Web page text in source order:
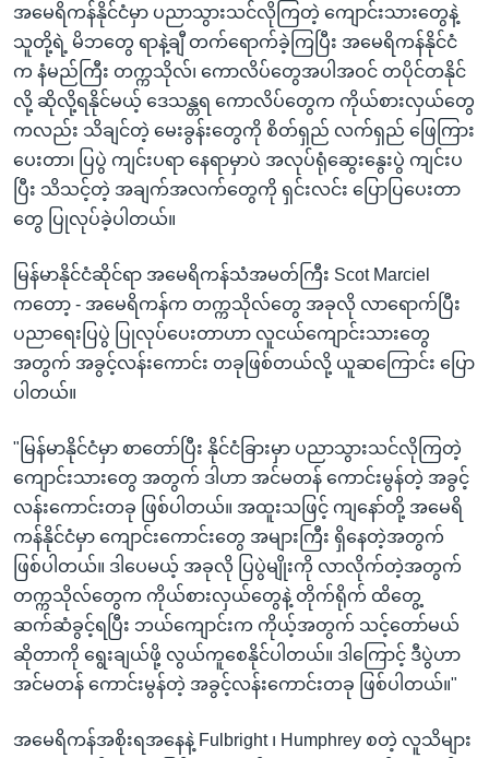
အမေရိကန်နိုင်ငံမှာ ပညာသွားသင်လိုကြတဲ့ ကျောင်းသားတွေနဲ့
သူတို့ရဲ့ မိဘတွေ ရာနဲ့ချီ တက်ရောက်ခဲ့ကြပြီး အမေရိကန်နိုင်ငံ
က နံမည်ကြီး တက္ကသိုလ်၊ ကောလိပ်တွေအပါအဝင် တပိုင်တနိုင်
လို့ ဆိုလို့ရနိုင်မယ့် ဒေသန္တရ ကောလိပ်တွေက ကိုယ်စားလှယ်တွေ
ကလည်း သိချင်တဲ့ မေးခွန်းတွေကို စိတ်ရှည် လက်ရှည် ဖြေကြား
ပေးတာ၊ ပြပွဲ ကျင်းပရာ နေရာမှာပဲ အလုပ်ရုံဆွေးနွေးပွဲ ကျင်းပ
ပြီး သိသင့်တဲ့ အချက်အလက်တွေကို ရှင်းလင်း ပြောပြပေးတာ
တွေ ပြုလုပ်ခဲ့ပါတယ်။
မြန်မာနိုင်ငံဆိုင်ရာ အမေရိကန်သံအမတ်ကြီး Scot Marciel
ကတော့ - အမေရိကန်က တက္ကသိုလ်တွေ အခုလို လာရောက်ပြီး
ပညာရေးပြပွဲ ပြုလုပ်ပေးတာဟာ လူငယ်ကျောင်းသားတွေ
အတွက် အခွင့်လန်းကောင်း တခုဖြစ်တယ်လို့ ယူဆကြောင်း ပြော
ပါတယ်။
"မြန်မာနိုင်ငံမှာ စာတော်ပြီး နိုင်ငံခြားမှာ ပညာသွားသင်လိုကြတဲ့
ကျောင်းသားတွေ အတွက် ဒါဟာ အင်မတန် ကောင်းမွန်တဲ့ အခွင့်
လန်းကောင်းတခု ဖြစ်ပါတယ်။ အထူးသဖြင့် ကျနော်တို့ အမေရိ
ကန်နိုင်ငံမှာ ကျောင်းကောင်းတွေ အများကြီး ရှိနေတဲ့အတွက်
ဖြစ်ပါတယ်။ ဒါပေမယ့် အခုလို ပြပွဲမျိုးကို လာလိုက်တဲ့အတွက်
တက္ကသိုလ်တွေက ကိုယ်စားလှယ်တွေနဲ့ တိုက်ရိုက် ထိတွေ့
ဆက်ဆံခွင့်ရပြီး ဘယ်ကျောင်းက ကိုယ့်အတွက် သင့်တော်မယ်
ဆိုတာကို ရွေးချယ်ဖို့ လွယ်ကူစေနိုင်ပါတယ်။ ဒါကြောင့် ဒီပွဲဟာ
အင်မတန် ကောင်းမွန်တဲ့ အခွင့်လန်းကောင်းတခု ဖြစ်ပါတယ်။"
အမေရိကန်အစိုးရအနေနဲ့ Fulbright ၊ Humphrey စတဲ့ လူသိများ